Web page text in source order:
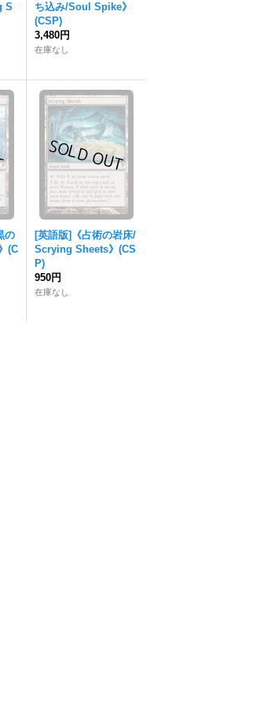
S
ち込み/Soul Spike》
(CSP)
3,480円
在庫なし
の
(C
[英語版]《占術の岩床/
Scrying Sheets》(CS
P)
950円
在庫なし